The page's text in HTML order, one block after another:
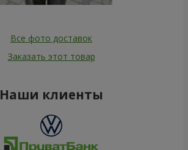
Все фото доставок
Заказать этот товар
Наши клиенты